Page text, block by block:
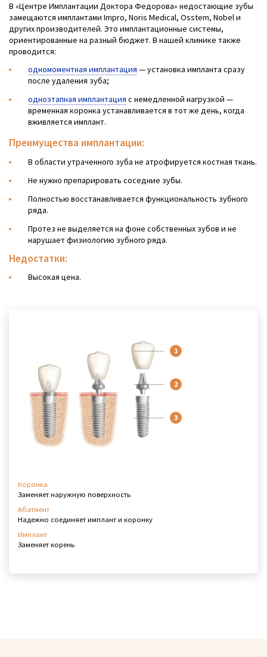
В «Центре Имплантации Доктора Федорова» недостающие зубы
замещаются имплантами Impro, Noris Medical, Osstem, Nobel и
других производителей. Это имплантационные системы,
ориентированные на разный бюджет. В нашей клинике также
проводится:
одномоментная имплантация — установка импланта сразу
после удаления зуба;
одноэтапная имплантация с немедленной нагрузкой —
временная коронка устанавливается в тот же день, когда
вживляется имплант.
Преимущества имплантации:
В области утраченного зуба не атрофируется костная ткань.
Не нужно препарировать соседние зубы.
Полностью восстанавливается функциональность зубного
ряда.
Протез не выделяется на фоне собственных зубов и не
нарушает физиологию зубного ряда.
Недостатки:
Высокая цена.
1
2
3
Коронка
Заменяет наружную поверхность
Абатмент
Надежно соединяет имплант и коронку
Имплант
Заменяет корень